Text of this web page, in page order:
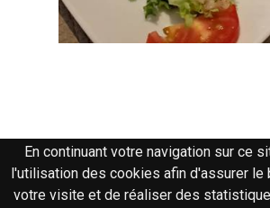
En continuant votre navigation sur ce
l'utilisation des cookies afin d'assurer le
votre visite et de réaliser des